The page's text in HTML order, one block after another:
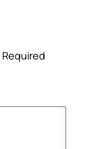
Required